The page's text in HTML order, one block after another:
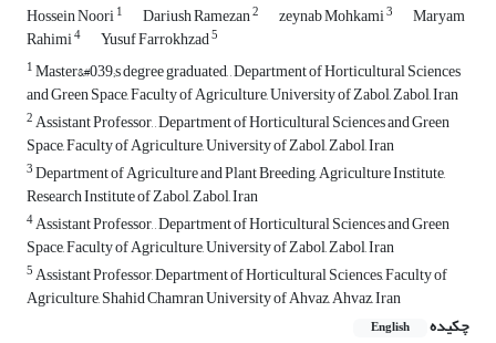
Hossein Noori1 Dariush Ramezan2 zeynab Mohkami3 Maryam
Rahimi4 Yusuf Farrokhzad5
1Master&#039;s degree graduated, , Department of Horticultural Sciences
and Green Space, Faculty of Agriculture, University of Zabol, Zabol, Iran
2Assistant Professor, , Department of Horticultural Sciences and Green
Space, Faculty of Agriculture, University of Zabol, Zabol, Iran
3Department of Agriculture and Plant Breeding, Agriculture Institute,
Research Institute of Zabol, Zabol, Iran
4Assistant Professor, , Department of Horticultural Sciences and Green
Space, Faculty of Agriculture, University of Zabol, Zabol, Iran
5Assistant Professor, Department of Horticultural Sciences, Faculty of
Agriculture, Shahid Chamran University of Ahvaz, Ahvaz, Iran
چکیده
English